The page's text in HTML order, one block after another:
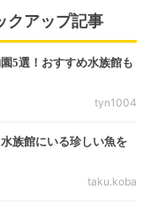
クアップ記事
5選！おすすめ水族館も
tyn1004
族館にいる珍しい魚を
taku.koba